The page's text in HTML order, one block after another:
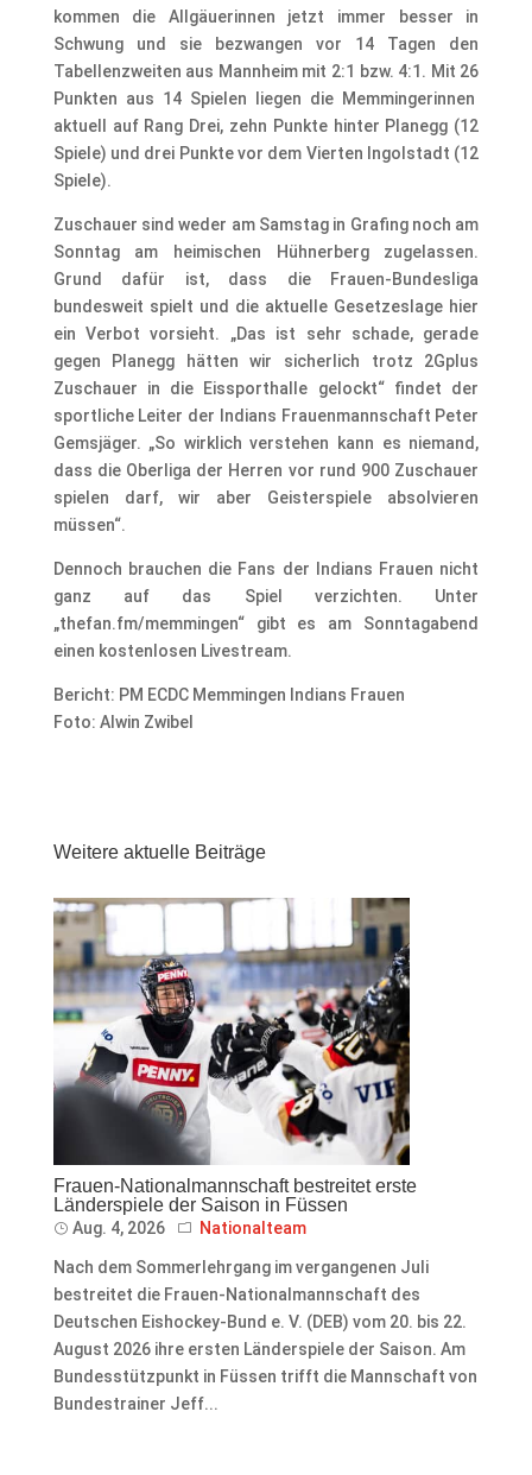
kommen die Allgäuerinnen jetzt immer besser in
Schwung und sie bezwangen vor 14 Tagen den
Tabellenzweiten aus Mannheim mit 2:1 bzw. 4:1. Mit 26
Punkten aus 14 Spielen liegen die Memmingerinnen
aktuell auf Rang Drei, zehn Punkte hinter Planegg (12
Spiele) und drei Punkte vor dem Vierten Ingolstadt (12
Spiele).
Zuschauer sind weder am Samstag in Grafing noch am
Sonntag am heimischen Hühnerberg zugelassen.
Grund dafür ist, dass die Frauen-Bundesliga
bundesweit spielt und die aktuelle Gesetzeslage hier
ein Verbot vorsieht. „Das ist sehr schade, gerade
gegen Planegg hätten wir sicherlich trotz 2Gplus
Zuschauer in die Eissporthalle gelockt“ findet der
sportliche Leiter der Indians Frauenmannschaft Peter
Gemsjäger. „So wirklich verstehen kann es niemand,
dass die Oberliga der Herren vor rund 900 Zuschauer
spielen darf, wir aber Geisterspiele absolvieren
müssen“.
Dennoch brauchen die Fans der Indians Frauen nicht
ganz auf das Spiel verzichten. Unter
„thefan.fm/memmingen“ gibt es am Sonntagabend
einen kostenlosen Livestream.
Bericht: PM ECDC Memmingen Indians Frauen
Foto: Alwin Zwibel
Weitere aktuelle Beiträge
Frauen-Nationalmannschaft bestreitet erste
Länderspiele der Saison in Füssen
Aug. 4, 2026 Nationalteam
Nach dem Sommerlehrgang im vergangenen Juli
bestreitet die Frauen-Nationalmannschaft des
Deutschen Eishockey-Bund e. V. (DEB) vom 20. bis 22.
August 2026 ihre ersten Länderspiele der Saison. Am
Bundesstützpunkt in Füssen trifft die Mannschaft von
Bundestrainer Jeff...